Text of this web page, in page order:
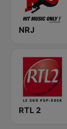
NRJ
RTL 2